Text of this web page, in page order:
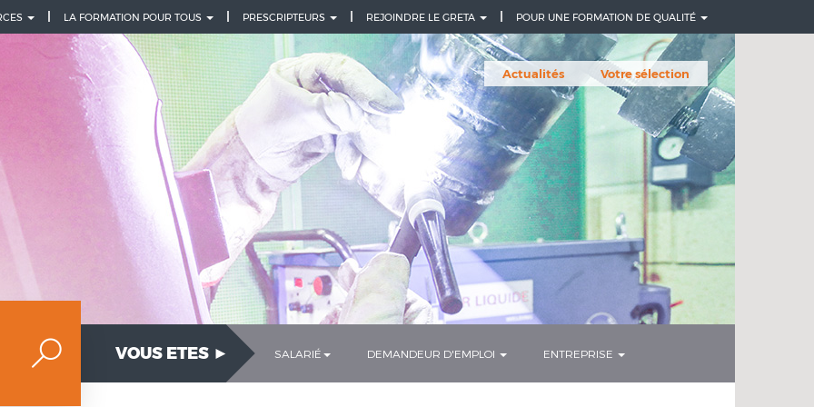
POUR UNE FORMATION DE QUALITÉ
REJOINDRE LE GRETA
PRESCRIPTEURS
LA FORMATION POUR TOUS
Actualités Votre sélection
VOUS ETES ► SALARIÉ DEMANDEUR D'EMPLOI ENTREPRISE